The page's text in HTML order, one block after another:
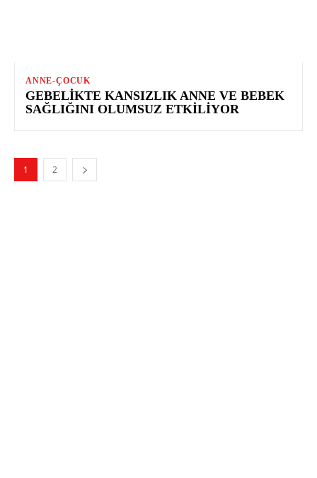
ANNE-ÇOCUK
GEBELIKTE KANSIZLIK ANNE VE BEBEK
SAĞLIĞINI OLUMSUZ ETKILIYOR
1 2